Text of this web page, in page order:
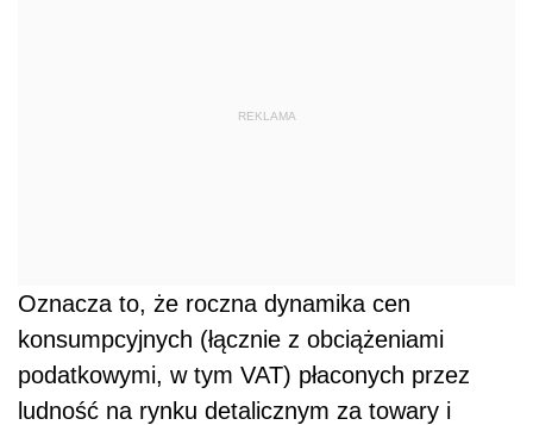
REKLAMA
Oznacza to, że roczna dynamika cen
konsumpcyjnych (łącznie z obciążeniami
podatkowymi, w tym VAT) płaconych przez
ludność na rynku detalicznym za towary i